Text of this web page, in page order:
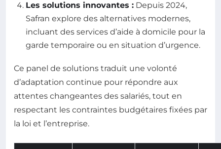
Les solutions innovantes : Depuis 2024,
Safran explore des alternatives modernes,
incluant des services d’aide à domicile pour la
garde temporaire ou en situation d’urgence.
Ce panel de solutions traduit une volonté
d’adaptation continue pour répondre aux
attentes changeantes des salariés, tout en
respectant les contraintes budgétaires fixées par
la loi et l’entreprise.